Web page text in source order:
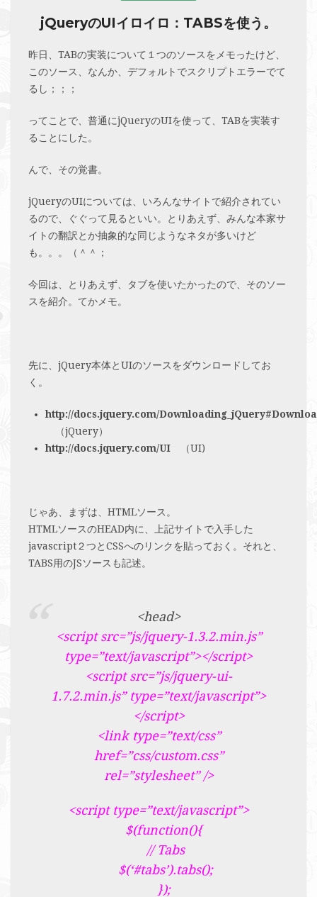
jQueryのUIイロイロ：TABSを使う。
昨日、TABの実装について１つのソースをメモったけど、
このソース、なんか、デフォルトでスクリプトエラーでて
るし；；；
ってことで、普通にjQueryのUIを使って、TABを実装す
ることにした。
んで、その覚書。
jQueryのUIについては、いろんなサイトで紹介されてい
るので、ぐぐって見るといい。とりあえず、みんな本家サ
イトの翻訳とか抽象的な同じようなネタが多いけど
も。。。（＾＾；
今回は、とりあえず、タブを使いたかったので、そのソー
スを紹介。てかメモ。
先に、jQuery本体とUIのソースをダウンロードしてお
く。
http://docs.jquery.com/
（jQuery）
http://docs.jquery.com/UI （UI)
じゃあ、まずは、HTMLソース。
HTMLソースのHEAD内に、上記サイトで入手した
javascript２つとCSSへのリンクを貼っておく。それと、
TABS用のJSソースも記述。
<head>
<script src=”js/jquery-1.3.2.min.js”
type=”text/javascript”></script>
<script src=”js/jquery-ui-
1.7.2.min.js” type=”text/javascript”>
</script>
<link type=”text/css”
href=”css/custom.css”
rel=”stylesheet” />
<script type=”text/javascript”>
$(function(){
// Tabs
$(‘#tabs’).tabs();
});